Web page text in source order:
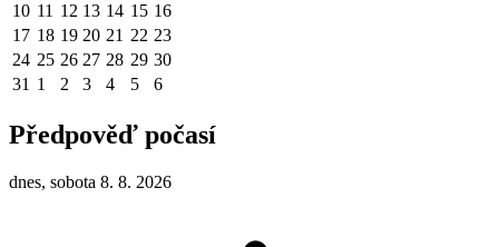
10 11 12 13 14 15 16
17 18 19 20 21 22 23
24 25 26 27 28 29 30
31 1 2 3 4 5 6
Předpověď počasí
dnes, sobota 8. 8. 2026